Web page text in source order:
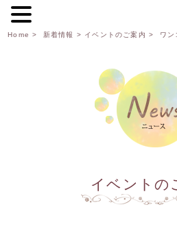
Home > 新着情報 > イベントのご案内 > ワン
イベントの